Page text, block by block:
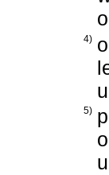
4)
5)